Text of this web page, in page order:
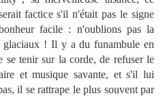
factice s'il n'était pas le signe
facile : n'oublions pas la
glaciaux ! Il y a du funambule en
se tenir sur la corde, de refuser le
et musique savante, et s'il lui
il se rattrape le plus souvent par